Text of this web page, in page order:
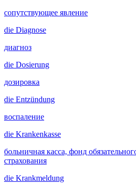
сопутствующее явление
die Diagnose
диагноз
die Dosierung
дозировка
die Entzündung
воспаление
die Krankenkasse
больничная касса, фонд
страхования
die Krankmeldung